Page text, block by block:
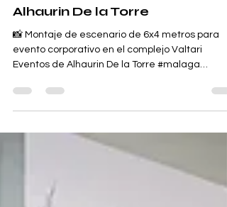
Alhaurin De la Torre
📸 Montaje de escenario de 6x4 metros para
Eventos de Alhaurin De la Torre #malaga
#cordoba...